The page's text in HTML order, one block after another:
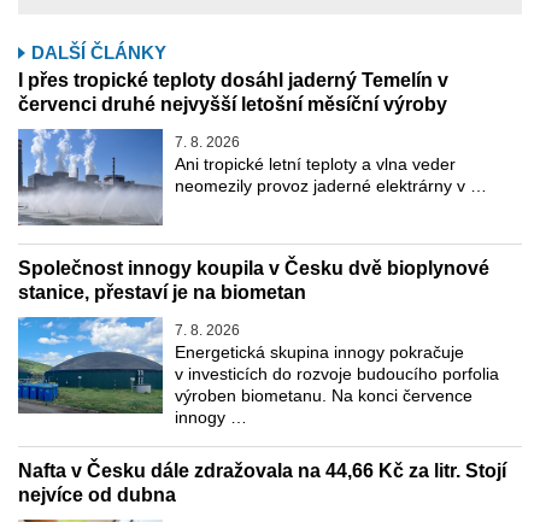
DALŠÍ ČLÁNKY
I přes tropické teploty dosáhl jaderný Temelín v
červenci druhé nejvyšší letošní měsíční výroby
7. 8. 2026
Ani tropické letní teploty a vlna veder
neomezily provoz jaderné elektrárny v …
Společnost innogy koupila v Česku dvě bioplynové
stanice, přestaví je na biometan
7. 8. 2026
Energetická skupina innogy pokračuje
v investicích do rozvoje budoucího porfolia
výroben biometanu. Na konci července
innogy …
Nafta v Česku dále zdražovala na 44,66 Kč za litr. Stojí
nejvíce od dubna